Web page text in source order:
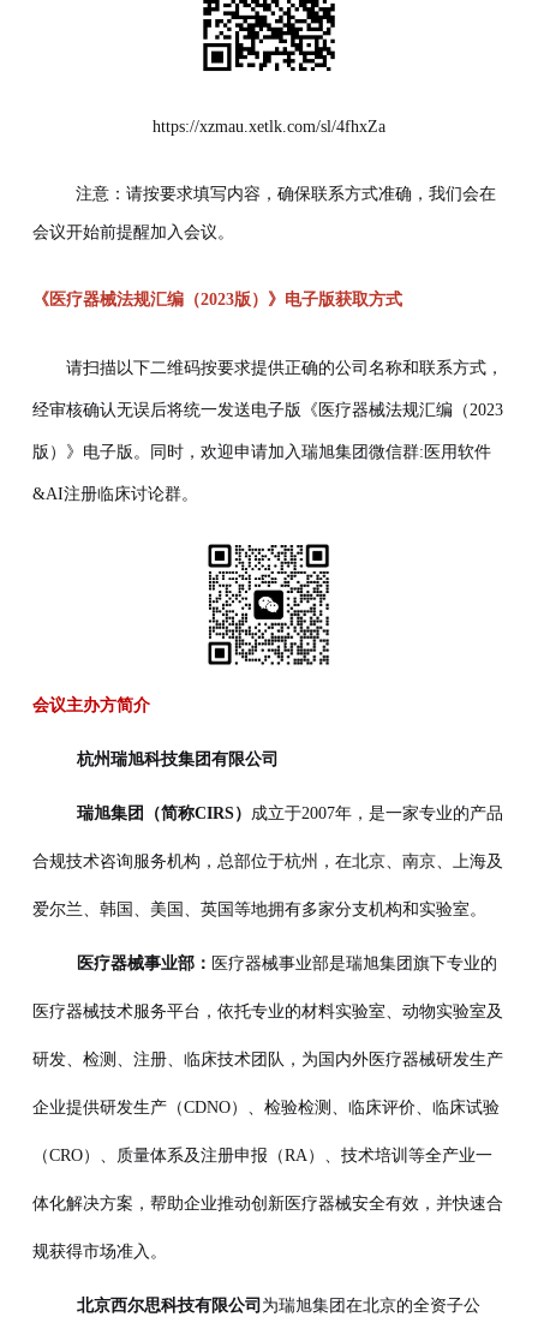
https://xzmau.xetlk.com/sl/4fhxZa
注意：请按要求填写内容，确保联系方式准确，我们会在
会议开始前提醒加入会议。
《医疗器械法规汇编（2023版）》电子版获取方式
请扫描以下二维码按要求提供正确的公司名称和联系方式，
经审核确认无误后将统一发送电子版《医疗器械法规汇编（2023
版）》电子版。同时，欢迎申请加入瑞旭集团微信群:医用软件
&AI注册临床讨论群。
会议主办方简介
杭州瑞旭科技集团有限公司
瑞旭集团（简称CIRS） 成立于2007年，是一家专业的产品
合规技术咨询服务机构，总部位于杭州，在北京、南京、上海及
爱尔兰、韩国、美国、英国等地拥有多家分支机构和实验室。
医疗器械事业部： 医疗器械事业部是瑞旭集团旗下专业的
医疗器械技术服务平台，依托专业的材料实验室、动物实验室及
研发、检测、注册、临床技术团队，为国内外医疗器械研发生产
企业提供研发生产（CDNO）、检验检测、临床评价、临床试验
（CRO）、质量体系及注册申报（RA）、技术培训等全产业一
体化解决方案，帮助企业推动创新医疗器械安全有效，并快速合
规获得市场准入。
北京西尔思科技有限公司 为瑞旭集团在北京的全资子公